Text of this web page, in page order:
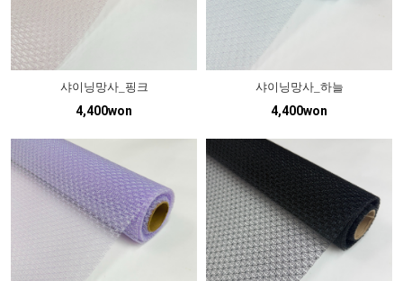
샤이닝망사_핑크
4,400won
샤이닝망사_하늘
4,400won